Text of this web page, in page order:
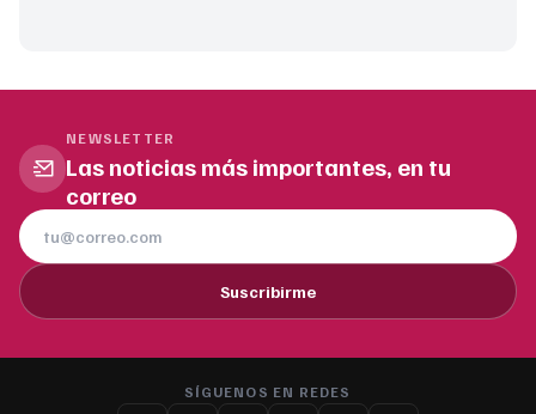
NEWSLETTER
Las noticias más importantes, en tu
correo
Suscribirme
SÍGUENOS EN REDES